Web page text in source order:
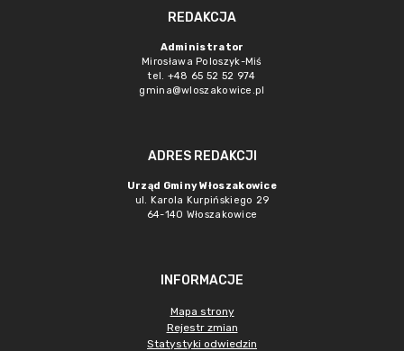
REDAKCJA
Administrator
Mirosława Poloszyk-Miś
tel. +48 65 52 52 974
gmina@wloszakowice.pl
ADRES REDAKCJI
Urząd Gminy Włoszakowice
ul. Karola Kurpińskiego 29
64-140 Włoszakowice
INFORMACJE
Mapa strony
Rejestr zmian
Statystyki odwiedzin